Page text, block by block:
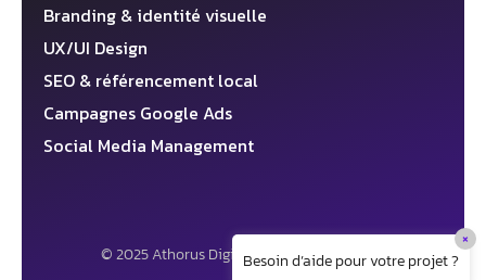
Branding & identité visuelle
UX/UI Design
SEO & référencement local
Campagnes Google Ads
Social Media Management
© 2025 Athorus Digital ✦ Agence web 360°
Besoin d’aide pour votre projet ?
×